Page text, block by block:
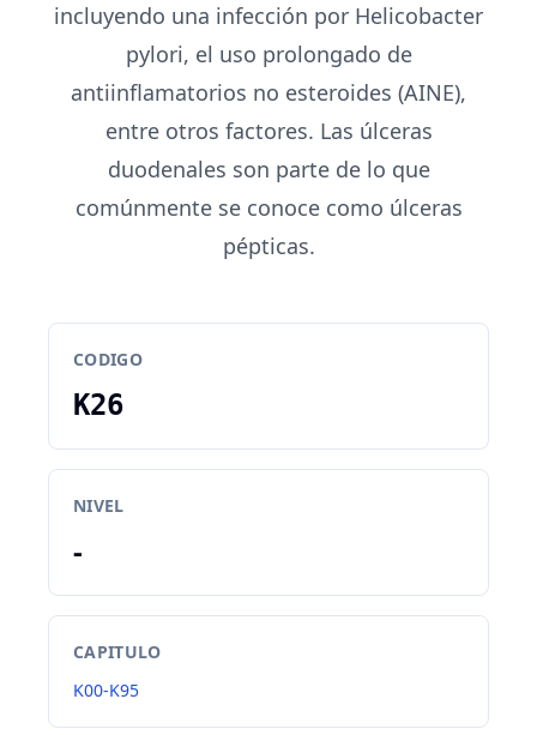
incluyendo una infección por Helicobacter
pylori, el uso prolongado de
antiinflamatorios no esteroides (AINE),
entre otros factores. Las úlceras
duodenales son parte de lo que
comúnmente se conoce como úlceras
pépticas.
CODIGO
K26
NIVEL
-
CAPITULO
K00-K95